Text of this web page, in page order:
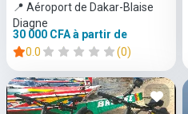
📍 Aéroport de Dakar-Blaise
Diagne
30 000 CFAà partir de
0.0
(0)